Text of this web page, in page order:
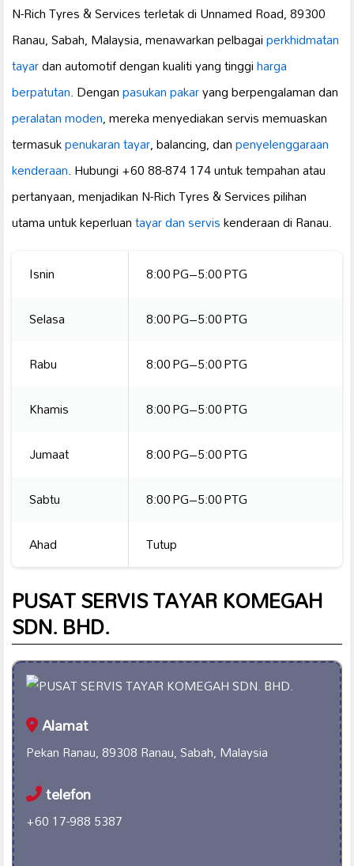
N-Rich Tyres & Services terletak di Unnamed Road, 89300
Ranau, Sabah, Malaysia, menawarkan pelbagaiperkhidmatan
tayardan automotif dengan kualiti yang tinggiharga
berpatutan. Denganpasukan pakaryang berpengalaman dan
peralatan moden, mereka menyediakan servis memuaskan
termasukpenukaran tayar, balancing, danpenyelenggaraan
kenderaan. Hubungi +60 88-874 174 untuk tempahan atau
pertanyaan, menjadikan N-Rich Tyres & Services pilihan
utama untuk keperluantayar dan serviskenderaan di Ranau.
Isnin
8:00 PG–5:00 PTG
Selasa
8:00 PG–5:00 PTG
Rabu
8:00 PG–5:00 PTG
Khamis
8:00 PG–5:00 PTG
Jumaat
8:00 PG–5:00 PTG
Sabtu
8:00 PG–5:00 PTG
Ahad
Tutup
PUSAT SERVIS TAYAR KOMEGAH
SDN. BHD.
Alamat
Pekan Ranau, 89308 Ranau, Sabah, Malaysia
telefon
+60 17-988 5387